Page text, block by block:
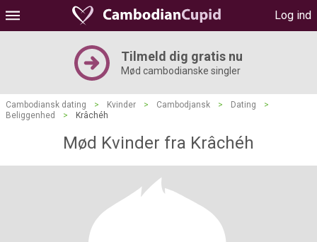
Log ind
Tilmeld dig gratis nu
Mød cambodianske singler
Cambodiansk dating > Kvinder > Cambodjansk > Dating
>
Beliggenhed
> Krâchéh
Mød Kvinder fra Krâchéh